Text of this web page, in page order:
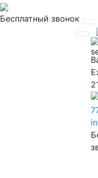
Бесплатный звонок